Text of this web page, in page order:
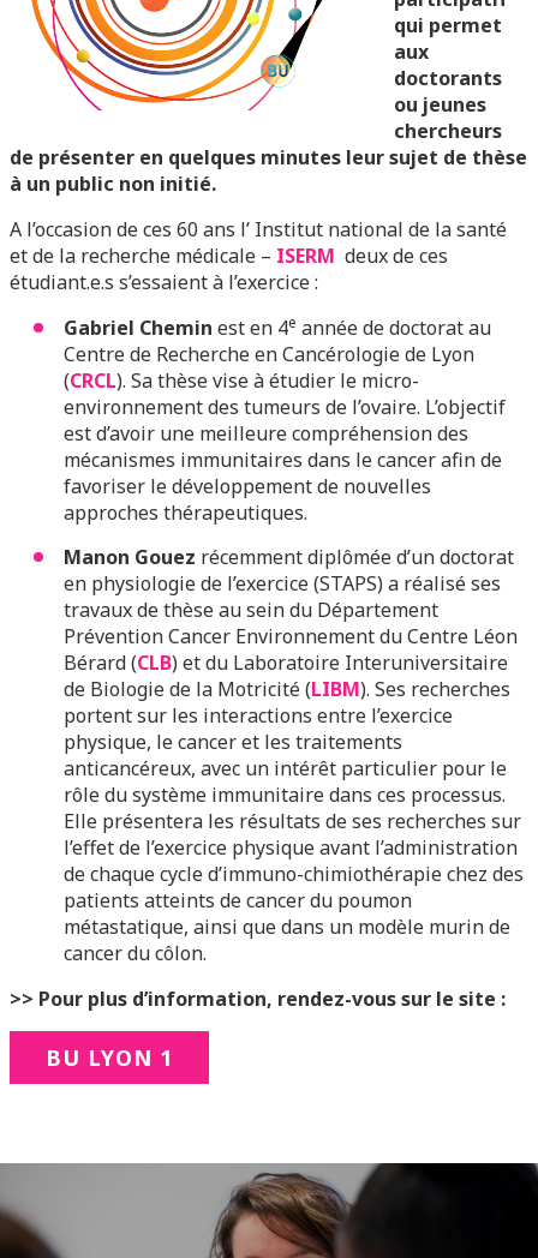
qui permet
aux
doctorants
ou jeunes
chercheurs
de présenter en quelques minutes leur sujet de thèse
à un public non initié.
A l’occasion de ces 60 ans l’ Institut national de la santé
et de la recherche médicale – ISERM deux de ces
étudiant.e.s s’essaient à l’exercice :
Gabriel Chemin est en 4e année de doctorat au
Centre de Recherche en Cancérologie de Lyon
(CRCL). Sa thèse vise à étudier le micro-
environnement des tumeurs de l’ovaire. L’objectif
est d’avoir une meilleure compréhension des
mécanismes immunitaires dans le cancer afin de
favoriser le développement de nouvelles
approches thérapeutiques.
Manon Gouez récemment diplômée d’un doctorat
en physiologie de l’exercice (STAPS) a réalisé ses
travaux de thèse au sein du Département
Prévention Cancer Environnement du Centre Léon
Bérard (CLB) et du Laboratoire Interuniversitaire
de Biologie de la Motricité (LIBM). Ses recherches
portent sur les interactions entre l’exercice
physique, le cancer et les traitements
anticancéreux, avec un intérêt particulier pour le
rôle du système immunitaire dans ces processus.
Elle présentera les résultats de ses recherches sur
l’effet de l’exercice physique avant l’administration
de chaque cycle d’immuno-chimiothérapie chez des
patients atteints de cancer du poumon
métastatique, ainsi que dans un modèle murin de
cancer du côlon.
>> Pour plus d’information, rendez-vous sur le site :
BU LYON 1